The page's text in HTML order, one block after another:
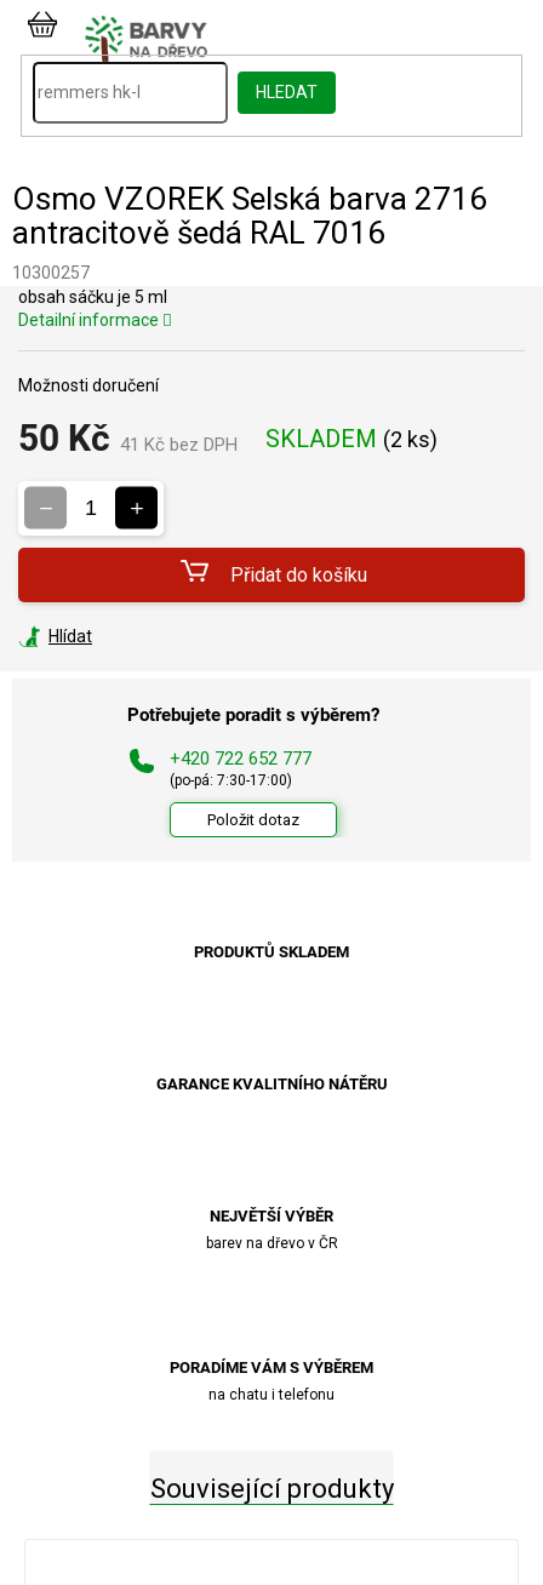
Přejít
obsah
HLEDAT
NÁKUPNÍ
KOŠÍK
Osmo VZOREK Selská barva 2716
antracitově šedá RAL 7016
10300257
50 Kč 41 Kč bez DPH SKLADEM (2 ks)
Možnosti doručení
Přidat do košíku
obsah sáčku je 5 ml
Detailní informace
Hlídat
Potřebujete poradit s výběrem?
+420 722 652 777
(po-pá: 7:30-17:00)
Položit dotaz
PRODUKTŮ SKLADEM
GARANCE KVALITNÍHO NÁTĚRU
NEJVĚTŠÍ VÝBĚR
barev na dřevo v ČR
PORADÍME VÁM S VÝBĚREM
na chatu i telefonu
Související produkty